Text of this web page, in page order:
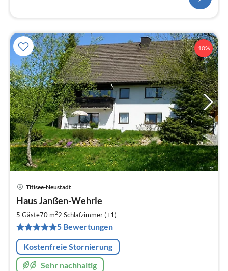
10%
Titisee-Neustadt
Haus Janßen-Wehrle
5 Gäste70 m22 Schlafzimmer (+1)
5 Bewertungen
Kostenfreie Stornierung
Sehr nachhaltig